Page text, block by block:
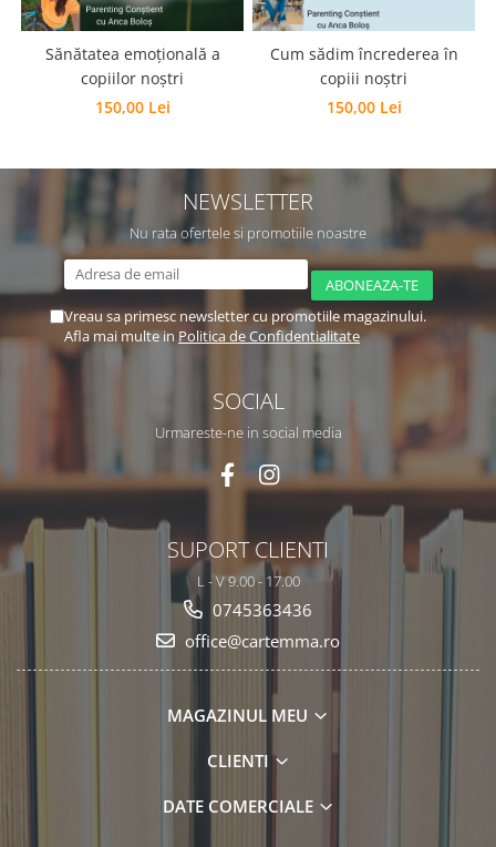
Sănătatea emoțională a
copiilor noștri
150,00 Lei
Cum sădim încrederea în
copiii noștri
150,00 Lei
NEWSLETTER
Nu rata ofertele si promotiile noastre
Vreau sa primesc newsletter cu promotiile magazinului.
Afla mai multe in Politica de Confidentialitate
SOCIAL
Urmareste-ne in social media
SUPORT CLIENTI
L - V 9.00 - 17.00
0745363436
office@cartemma.ro
MAGAZINUL MEU
CLIENTI
DATE COMERCIALE